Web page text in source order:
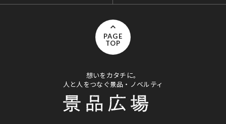
PAGE
TOP
想いをカタチに。
人と人をつなぐ景品・ノベルティ